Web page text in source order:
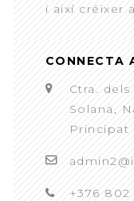
i així créixer
CONNECTA
Ctra.
Solana,
Principat
+376